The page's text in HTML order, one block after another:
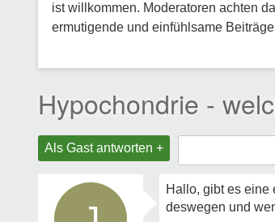
ist willkommen. Moderatoren achten
ermutigende und einfühlsame
Hypochondrie -
Als Gast antworten +
Hallo, gibt es eine
deswegen und